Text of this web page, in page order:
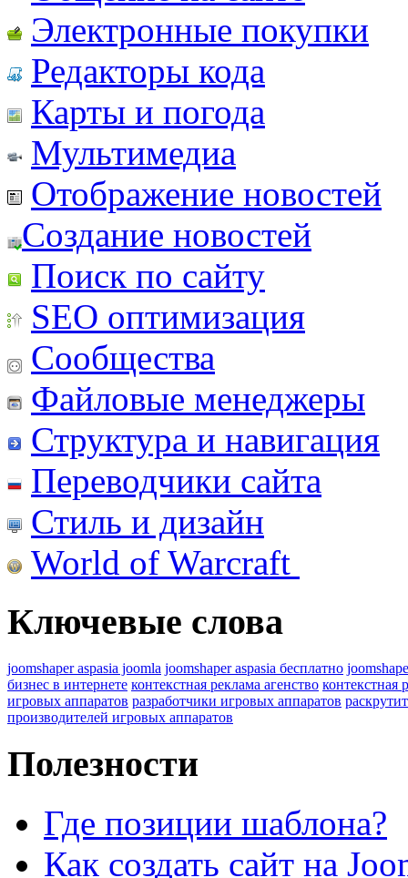
Электронные покупки
Редакторы кода
Карты и погода
Мультимедиа
Отображение новостей
Создание новостей
Поиск по сайту
SEO оптимизация
Сообщества
Файловые менеджеры
Структура и навигация
Переводчики сайта
Стиль и дизайн
World of Warcraft
Ключевые слова
joomshaper aspasia joomla joomshaper aspasia бесплатно
бизнес в интернете контекстная реклама агенство контекстная
игровых аппаратов разработчики игровых аппаратов
производителей игровых аппаратов
Полезности
Где позиции шаблона?
Как создать сайт на